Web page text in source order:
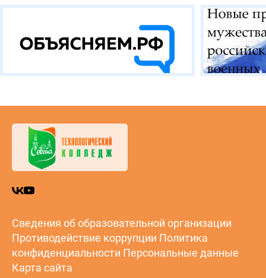
Сведения об образовательной организации
Противодействие коррупции Политика
конфиденциальности Персональные данные
Карта сайта